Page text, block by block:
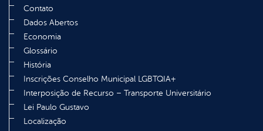
Contato
Dados Abertos
Economia
Glossário
História
Inscrições Conselho Municipal LGBTQIA+
Interposição de Recurso – Transporte Universitário
Lei Paulo Gustavo
Localização